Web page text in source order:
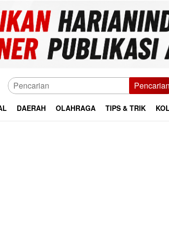
Pencarian
DAERAH OLAHRAGA TIPS & TRIK